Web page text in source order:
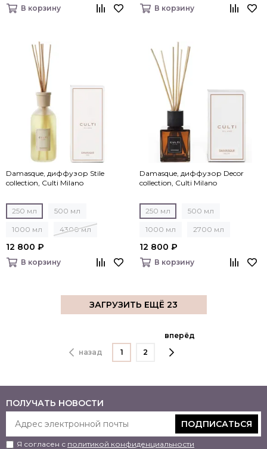
В корзину В корзину
Damasque, диффузор Stile
collection, Culti Milano
250 мл 500 мл
1000 мл 4300 мл
12 800 ₽
В корзину
Damasque, диффузор Decor
collection, Culti Milano
250 мл 500 мл
1000 мл 2700 мл
12 800 ₽
В корзину
ЗАГРУЗИТЬ ЕЩЁ 23
назад 1 2
вперёд
ПОЛУЧАТЬ НОВОСТИ
ПОДПИСАТЬСЯ
Я согласен с политикой конфиденциальности